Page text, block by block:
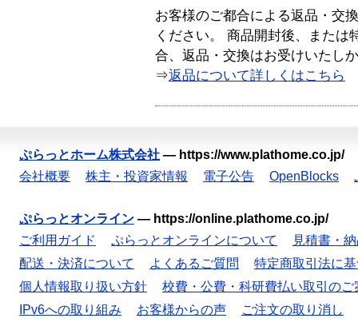
お客様のご都合による返品・交
ください。 商品開封後、または
合、返品・交換はお受けいたし
⇒返品について詳しくはこちら
ぷらっとホーム株式会社 — https://www.plathome.co.jp/
会社概要
株主・投資家情報 電子公告 OpenBlocks
ぷらっとオンライン — https://online.plathome.co.jp/
ご利用ガイド
ぷらっとオンラインについて
見積書・
配送・決済について
よくあるご質問
特定商取引法に
個人情報取り扱い方針
校費・公費・科研費払い取引のご
IPv6への取り組み
お客様からの声 ご注文の取り消し